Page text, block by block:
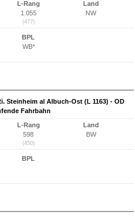
L-Rang
1.055
(477)
Land
NW
BPL
WB*
Steinheim al Albuch-Ost (L 1163) - OD
Fahrbahn
L-Rang
598
(450)
Land
BW
BPL